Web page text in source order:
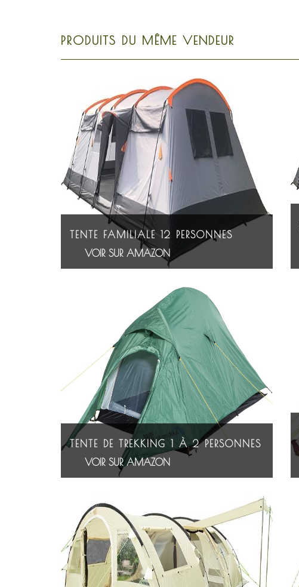
PRODUITS DU MÊME VENDEUR
TENTE FAMILIALE 12 PERSONNES
VOIR SUR AMAZON
TENTE DE TREKKING 1 À 2 PERSONNES
VOIR SUR AMAZON